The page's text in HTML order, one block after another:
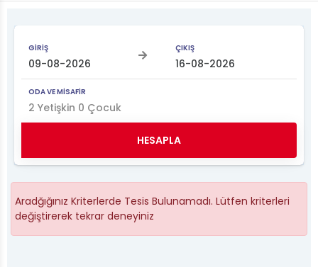
GİRİŞ ÇIKIŞ
ODA VE MİSAFİR
2 Yetişkin 0 Çocuk
HESAPLA
Aradğığınız Kriterlerde Tesis Bulunamadı. Lütfen kriterleri
değiştirerek tekrar deneyiniz